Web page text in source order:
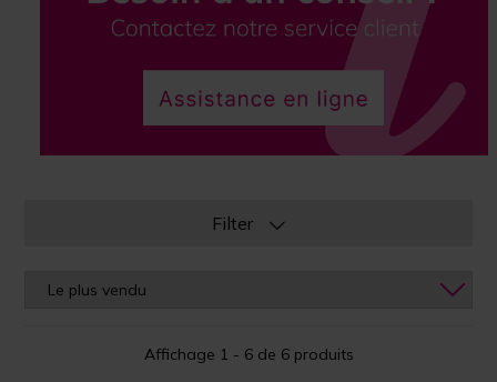
Filter
Affichage 1 - 6 de 6 produits